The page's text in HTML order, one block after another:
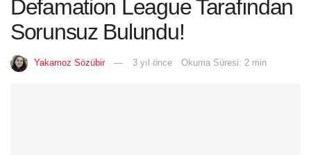
Defamation League Tarafından
Sorunsuz Bulundu!
Yakamoz Sözübir 3 yıl önce Okuma Süresi: 2 min